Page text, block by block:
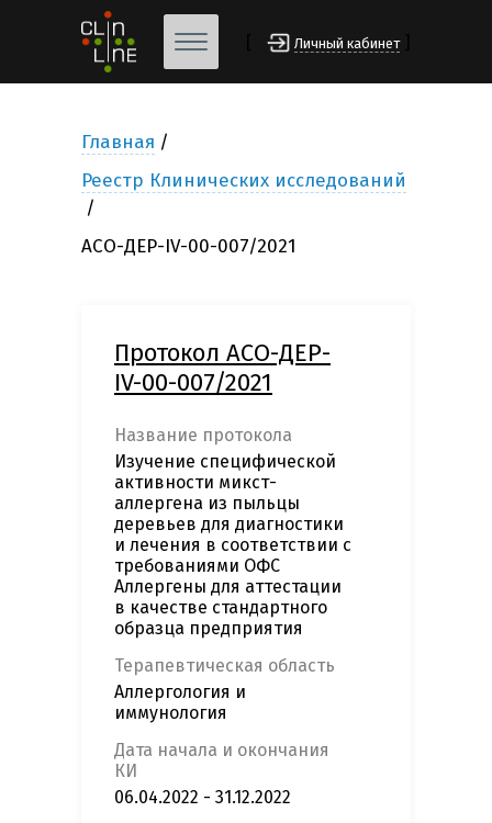
Личный кабинет
Главная
Реестр Клинических исследований
АСО-ДЕР-IV-00-007/2021
Протокол АСО-ДЕР-
IV-00-007/2021
Название протокола
Изучение специфической
активности микст-
аллергена из пыльцы
деревьев для диагностики
и лечения в соответствии с
требованиями ОФС
Аллергены для аттестации
в качестве стандартного
образца предприятия
Терапевтическая область
Аллергология и
иммунология
Дата начала и окончания
КИ
06.04.2022 - 31.12.2022